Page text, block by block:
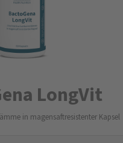
LongVit
in magensaftresistenter Kapsel